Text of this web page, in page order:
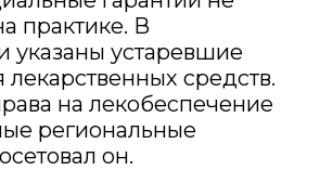
практике. В
указаны устаревшие
средств.
на лекобеспечение
региональные
он.